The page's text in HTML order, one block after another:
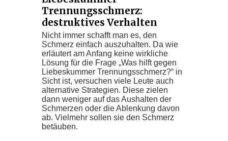
Trennungsschmerz:
destruktives Verhalten
Nicht immer schafft man es, den
Schmerz einfach auszuhalten. Da wie
erläutert am Anfang keine wirkliche
Lösung für die Frage „Was hilft gegen
Liebeskummer Trennungsschmerz?“ in
Sicht ist, versuchen viele Leute auch
alternative Strategien. Diese zielen
dann weniger auf das Aushalten der
Schmerzen oder die Ablenkung davon
ab. Vielmehr sollen sie den Schmerz
betäuben.